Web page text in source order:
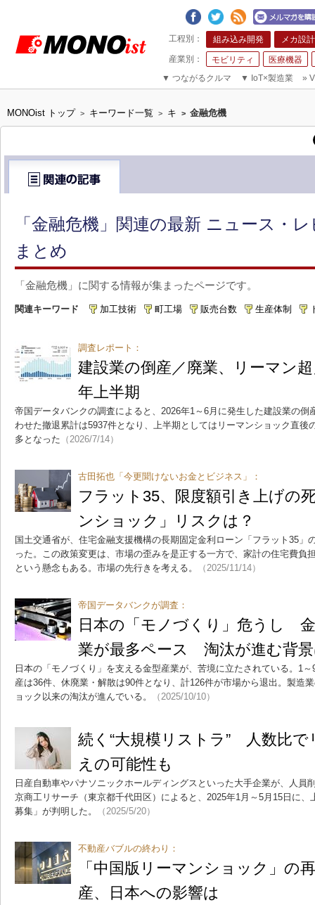
組み込み開発 メカ設計
モビリティ
医療機器
▼ つながるクルマ ▼ IoT×製造業 »
MONOist トップ > キーワード一覧 > キ > 金融危機
「金融危機」関連の最新 ニュース・
まとめ
「金融危機」に関する情報が集まったページです。
関連キーワード 加工技術 町工場 販売台数 生産体制
調査レポート：
建設業の倒産／廃業、リーマン
年上半期
帝国データバンクの調査によると、2026年1～6月に発生した建設業の倒
わせた撤退累計は5937件となり、上半期としてはリーマンショック直後
多となった （2026/7/14）
古田拓也「今更聞けないお金とビジネス」：
フラット35、限度額引き上げの
ンショック」リスクは？
国土交通省が、住宅金融支援機構の長期固定金利ローン「フラット35」
った。この政策変更は、市場の歪みを是正する一方で、家計の住宅費負
という懸念もある。市場の先行きを考える。
（2025/11/14）
帝国データバンクが調査：
日本の「モノづくり」危うし
業が最多ペース 淘汰が進む背
日本の「モノづくり」を支える金型産業が、苦境に立たされている。1
産は36件、休廃業・解散は90件となり、計126件が市場から退出。製造
ョック以来の淘汰が進んでいる。
（2025/10/10）
続く“大規模リストラ” 人数比
えの可能性も
日産自動車やパナソニックホールディングスといった大手企業が、人員
京商工リサーチ（東京都千代田区）によると、2025年1月～5月15日に
募集」が判明した。
（2025/5/20）
不動産バブルの終わり：
「中国版リーマンショック」
産、日本への影響は